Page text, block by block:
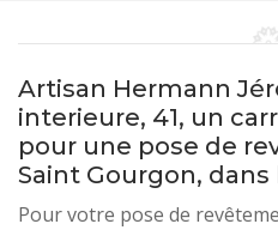
Artisan Hermann
interieure, 41, un
pour une pose de
Saint Gourgon, dans
Pour votre pose de